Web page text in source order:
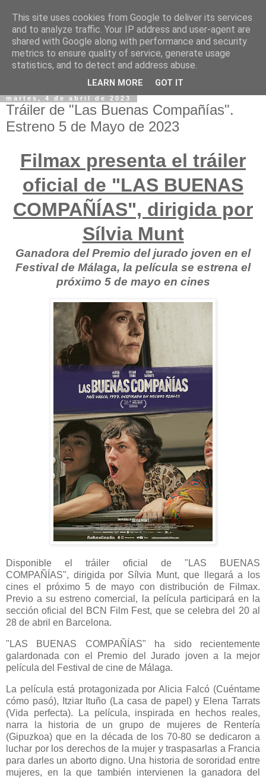
martes, 4 de abril de 2023
Tráiler de "Las Buenas Compañías".
Estreno 5 de Mayo de 2023
Filmax presenta el tráiler
oficial de "LAS BUENAS
COMPAÑÍAS", dirigida por
Sílvia Munt
Ganadora del Premio del jurado joven en el
Festival de Málaga, la película se estrena el
próximo 5 de mayo en cines
Disponible el tráiler oficial de "LAS BUENAS
COMPAÑÍAS", dirigida por Sílvia Munt, que llegará a los
cines el próximo 5 de mayo con distribución de Filmax.
Previo a su estreno comercial, la película participará en la
sección oficial del BCN Film Fest, que se celebra del 20 al
28 de abril en Barcelona.
"LAS BUENAS COMPAÑÍAS" ha sido recientemente
galardonada con el Premio del Jurado joven a la mejor
película del Festival de cine de Málaga.
La película está protagonizada por Alicia Falcó (Cuéntame
cómo pasó), Itziar Ituño (La casa de papel) y Elena Tarrats
(Vida perfecta). La película, inspirada en hechos reales,
narra la historia de un grupo de mujeres de Rentería
(Gipuzkoa) que en la década de los 70-80 se dedicaron a
luchar por los derechos de la mujer y traspasarlas a Francia
para darles un aborto digno. Una historia de sororidad entre
mujeres, en la que también intervienen la ganadora del
This site uses cookies from Google to deliver its services
and to analyze traffic. Your IP address and user-agent are
shared with Google along with performance and security
metrics to ensure quality of service, generate usage
statistics, and to detect and address abuse.
LEARN MORE GOT IT